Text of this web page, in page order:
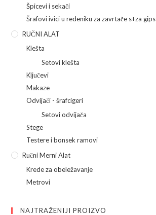
Špicevi i sekači
Šrafovi ivici u redeniku za zavrtače s+za gips
RUČNI ALAT
Klešta
Setovi klešta
Ključevi
Makaze
Odvijači - šrafcigeri
Setovi odvijača
Stege
Testere i bonsek ramovi
Ručni Merni Alat
Krede za obeležavanje
Metrovi
NAJTRAŽENIJI PROIZVO